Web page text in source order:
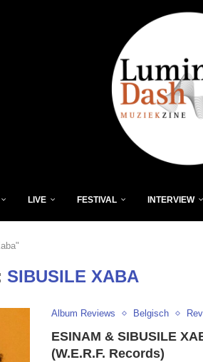
LIVE FESTIVAL INTERVIEW
SIBUSILE XABA
Album Reviews Belgisch
ESINAM & SIBUSILE
(W.E.R.F. Records)